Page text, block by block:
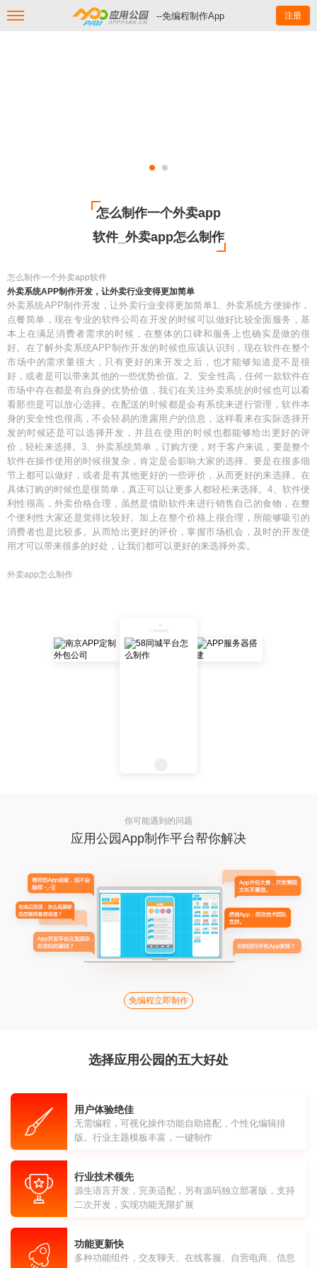
--免编程制作App 注册
怎么制作一个外卖app
软件_外卖app怎么制作
怎么制作一个外卖app软件
外卖系统APP制作开发，让外卖行业变得更加简单
外卖系统APP制作开发，让外卖行业变得更加简单1、外卖系统方便操作，
点餐简单，现在专业的软件公司在开发的时候可以做好比较全面服务，基
本上在满足消费者需求的时候，在整体的口碑和服务上也确实是做的很
好。在了解外卖系统APP制作开发的时候也应该认识到，现在软件在整个
市场中的需求量很大，只有更好的来开发之后，也才能够知道是不是很
好，或者是可以带来其他的一些优势价值。2、安全性高，任何一款软件在
市场中存在都是有自身的优势价值，我们在关注外卖系统的时候也可以看
看那些是可以放心选择。在配送的时候都是会有系统来进行管理，软件本
身的安全性也很高，不会轻易的泄露用户的信息，这样看来在实际选择开
发的时候还是可以选择开发，并且在使用的时候也都能够给出更好的评
价，轻松来选择。3、外卖系统简单，订购方便，对于客户来说，要是整个
软件在操作使用的时候很复杂，肯定是会影响大家的选择。要是在很多细
节上都可以做好，或者是有其他更好的一些评价，从而更好的来选择。在
具体订购的时候也是很简单，真正可以让更多人都轻松来选择。4、软件便
利性很高，外卖价格合理，虽然是借助软件来进行销售自己的食物，在整
个便利性大家还是觉得比较好。加上在整个价格上很合理，所能够吸引的
消费者也是比较多。从而给出更好的评价，掌握市场机会，及时的开发使
用才可以带来很多的好处，让我们都可以更好的来选择外卖。
外卖app怎么制作
你可能遇到的问题
应用公园App制作平台帮你解决
免编程立即制作
选择应用公园的五大好处
用户体验绝佳
无需编程，可视化操作功能自助搭配，个性化编辑排
版。行业主题模板丰富，一键制作
行业技术领先
源生语言开发，完美适配，另有源码独立部署版，支持
二次开发，实现功能无限扩展
功能更新快
多种功能组件，交友聊天、在线客服、自营电商、信息